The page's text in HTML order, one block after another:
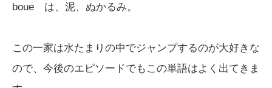
boue は、泥、ぬかるみ。
この一家は水たまりの中でジャンプするのが大好きな
ので、今後のエピソードでもこの単語はよく出てきま